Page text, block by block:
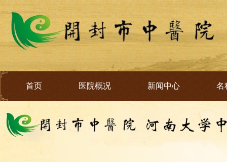
首页 医院概况 新闻中心 名